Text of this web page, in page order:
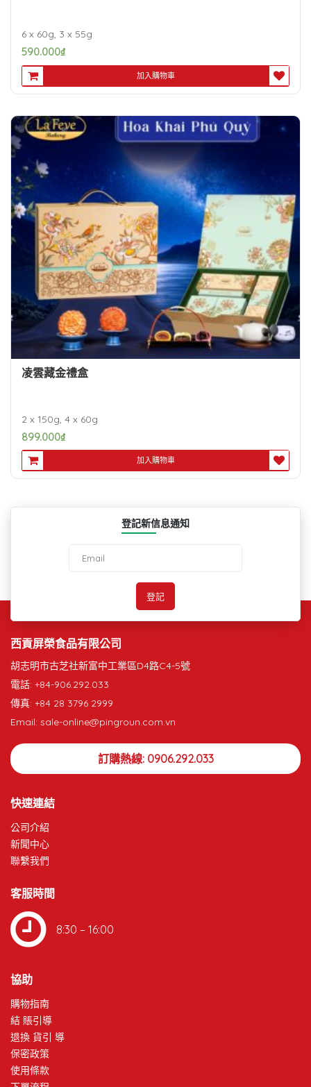
6 x 60g, 3 x 55g
590.000₫
加入購物車
凌雲藏金禮盒
2 x 150g, 4 x 60g
899.000₫
加入購物車
登記新信息通知
西貢屏榮食品有限公司
胡志明市古芝社新富中工業區D4路C4-5號
電話: +84-906.292.033
傳真: +84 28 3796 2999
Email: sale-online@pingroun.com.vn
訂購熱線: 0906.292.033
快速連結
公司介紹
新聞中心
聯繫我們
客服時間
8:30 – 16:00
協助
購物指南
結 賬引導
退換 貨引 導
保密政策
使用條款